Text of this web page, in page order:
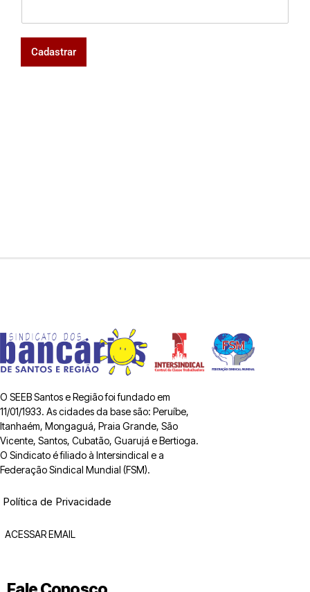
Cadastrar
O SEEB Santos e Região foi fundado em
11/01/1933. As cidades da base são: Peruíbe,
Itanhaém, Mongaguá, Praia Grande, São
Vicente, Santos, Cubatão, Guarujá e Bertioga.
O Sindicato é filiado à Intersindical e a
Federação Sindical Mundial (FSM).
Política de Privacidade
ACESSAR EMAIL